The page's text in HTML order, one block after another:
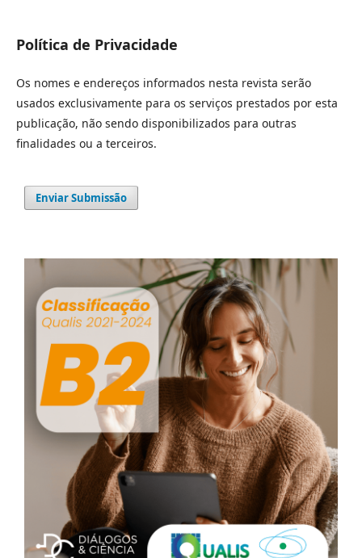
Política de Privacidade
Os nomes e endereços informados nesta revista serão
usados exclusivamente para os serviços prestados por esta
publicação, não sendo disponibilizados para outras
finalidades ou a terceiros.
Enviar Submissão